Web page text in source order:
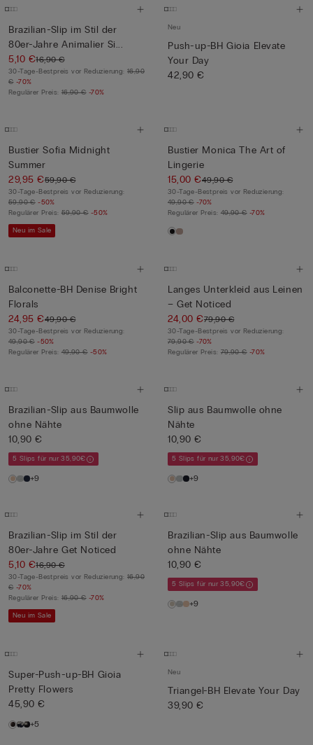
Brazilian-Slip im Stil der
80er-Jahre Animalier Si...
5,10 €16,90 €
30-Tage-Bestpreis vor Reduzierung: 16,90
€ -70%
Regulärer Preis: 16,90 € -70%
Neu
Push-up-BH Gioia Elevate
Your Day
42,90 €
Bustier Sofia Midnight
Summer
29,95 €59,90 €
30-Tage-Bestpreis vor Reduzierung:
59,90 € -50%
Regulärer Preis: 59,90 € -50%
Neu im Sale
Bustier Monica The Art of
Lingerie
15,00 €49,90 €
30-Tage-Bestpreis vor Reduzierung:
49,90 € -70%
Regulärer Preis: 49,90 € -70%
Balconette-BH Denise Bright
Florals
24,95 €49,90 €
30-Tage-Bestpreis vor Reduzierung:
49,90 € -50%
Regulärer Preis: 49,90 € -50%
Langes Unterkleid aus Leinen
– Get Noticed
24,00 €79,90 €
30-Tage-Bestpreis vor Reduzierung:
79,90 € -70%
Regulärer Preis: 79,90 € -70%
Brazilian-Slip aus Baumwolle
ohne Nähte
10,90 €
5 Slips für nur 35,90€
+9
Slip aus Baumwolle ohne
Nähte
10,90 €
5 Slips für nur 35,90€
+9
Brazilian-Slip im Stil der
80er-Jahre Get Noticed
5,10 €16,90 €
30-Tage-Bestpreis vor Reduzierung: 16,90
€ -70%
Regulärer Preis: 16,90 € -70%
Neu im Sale
Brazilian-Slip aus Baumwolle
ohne Nähte
10,90 €
5 Slips für nur 35,90€
+9
Super-Push-up-BH Gioia
Pretty Flowers
45,90 €
+5
Neu
Triangel-BH Elevate Your Day
39,90 €